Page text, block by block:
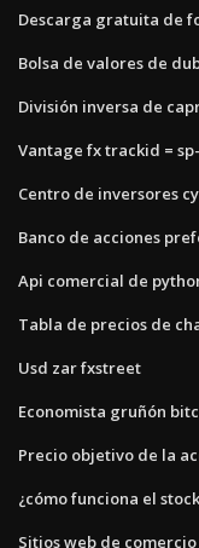
Descarga gratuita de
Bolsa de valores de
División inversa de
Vantage fx trackid =
Centro de inversores
Banco de acciones
Api comercial de
Tabla de precios de
Usd zar fxstreet
Economista gruñón
Precio objetivo de la
¿cómo funciona el
Sitios web de